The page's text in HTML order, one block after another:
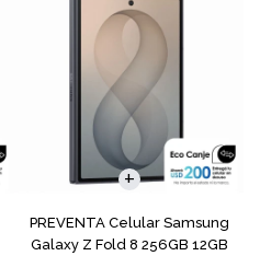
PREVENTA Celular Samsung
Galaxy Z Fold 8 256GB 12GB
COMPARAR